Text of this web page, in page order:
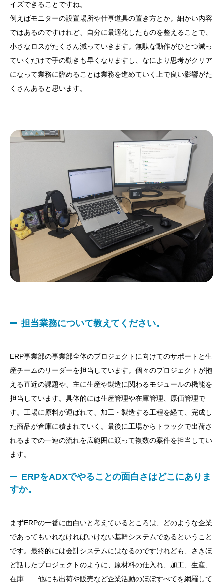
イズできることですね。
例えばモニターの設置場所や仕事道具の置き方とか。細かい内容
ではあるのですけれど、自分に最適化したものを整えることで、
小さなロスがたくさん減っていきます。無駄な動作がひとつ減っ
ていくだけで手の動きも早くなりますし、なにより思考がクリア
になって業務に臨めることは業務を進めていく上で良い影響がた
くさんあると思います。
担当業務について教えてください。
ERP事業部の事業部全体のプロジェクトに向けてのサポートと生
産チームのリーダーを担当しています。個々のプロジェクトが抱
える直近の課題や、主に生産や製造に関わるモジュールの機能を
担当しています。具体的には生産管理や在庫管理、原価管理で
す。工場に原料が運ばれて、加工・製造する工程を経て、完成し
た商品が倉庫に積まれていく。最後に工場からトラックで出荷さ
れるまでの一連の流れを広範囲に渡って複数の案件を担当してい
ます。
ERPをADXでやることの面白さはどこにありま
すか。
まずERPの一番に面白いと考えているところは、どのような企業
であってもいれなければいけない基幹システムであるということ
です。最終的には会計システムにはなるのですけれども、さきほ
ど話したプロジェクトのように、原材料の仕入れ、加工、生産、
在庫……他にも出荷や販売など企業活動のほぼすべてを網羅して